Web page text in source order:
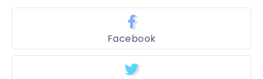
Facebook